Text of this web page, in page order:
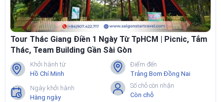
Tour Thác Giang Điền 1 Ngày Từ TpHCM | Picnic, Tắm
Thác, Team Building Gần Sài Gòn
Khởi hành từ
Hồ Chí Minh
Điểm đến
Trảng Bom Đồng Nai
Ngày khởi hành
Hàng ngày
Số chỗ còn nhận
Còn chỗ